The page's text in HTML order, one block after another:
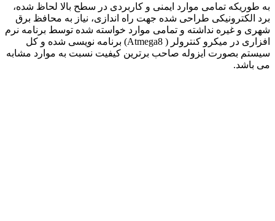
به طوریکه تمامی موارد ایمنی و کاربردی در سطح بالا لحاظ شده،
برد الکترونیکی طراحی شده جهت راه اندازی، نیاز به محافظ برق
شهری و غیره نداشته و تمامی موارد خواسته شده توسط برنامه نرم
افزاری در میکرو کنترولر ( Atmega8) برنامه نویسی شده و کل
سیستم بصورت ایزوله صاحب برترین کیفیت نسبت به موارد مشابه
می باشد.